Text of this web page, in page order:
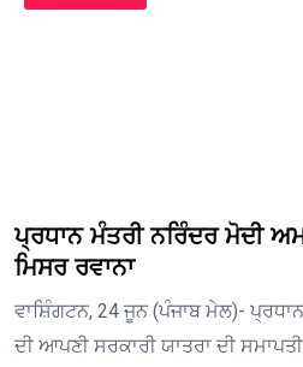
ਪ੍ਰਧਾਨ ਮੰਤਰੀ ਨਰਿੰਦਰ ਮੋਦੀ
ਮਿਸਰ ਰਵਾਨਾ
ਵਾਸ਼ਿੰਗਟਨ, 24 ਜੂਨ (ਪੰਜਾਬ ਮੇਲ)-
ਦੀ ਆਪਣੀ ਸਰਕਾਰੀ ਯਾਤਰਾ ਦੀ